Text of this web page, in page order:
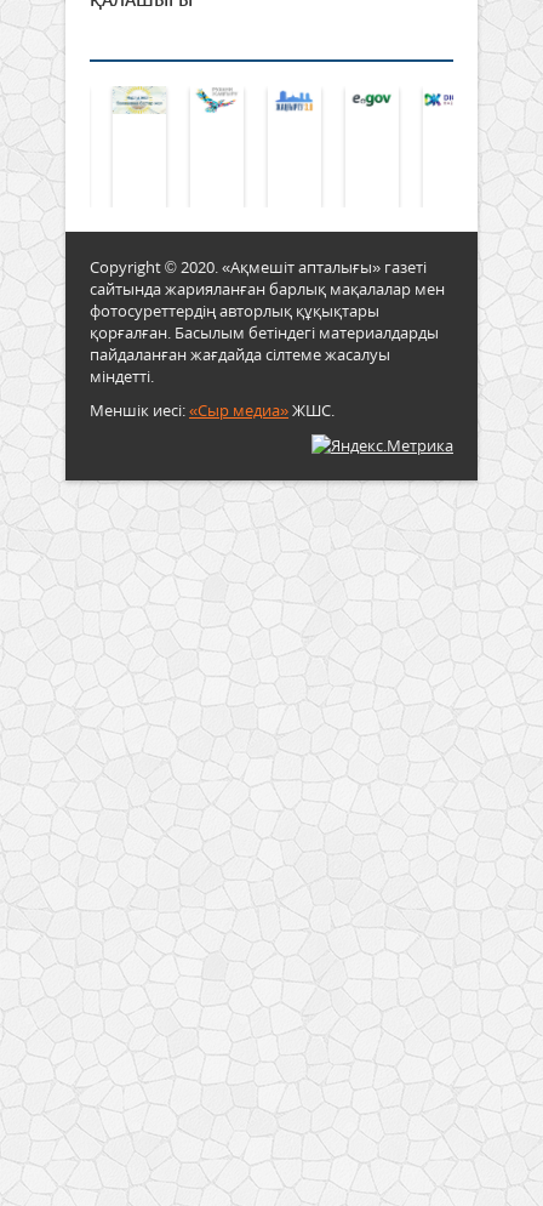
Copyright © 2020. «Ақмешіт апталығы» газеті
сайтында жарияланған барлық мақалалар мен
фотосуреттердің авторлық құқықтары
қорғалған. Басылым бетіндегі материалдарды
пайдаланған жағдайда сілтеме жасалуы
міндетті.
Меншік иесі:«Сыр медиа»ЖШС.